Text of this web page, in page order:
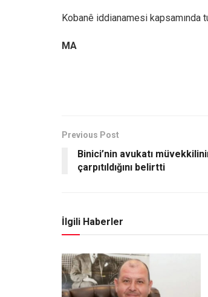
Kobanê iddianamesi kapsamında
MA
Previous Post
Binici’nin avukatı
çarpıtıldığını belirtti
İlgili Haberler